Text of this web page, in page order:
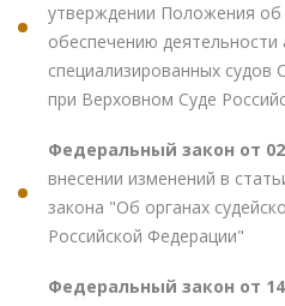
утверждении Положения об
обеспечению
специализированных судов
при Верховном Суде
Федеральный закон от
внесении изменений в
закона "Об органах
Российской Федерации"
Федеральный закон от